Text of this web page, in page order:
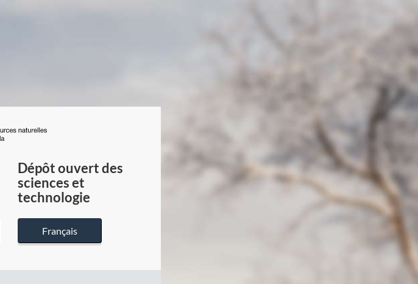
du
Canada
Dépôt ouvert des
sciences et
technologie
Français